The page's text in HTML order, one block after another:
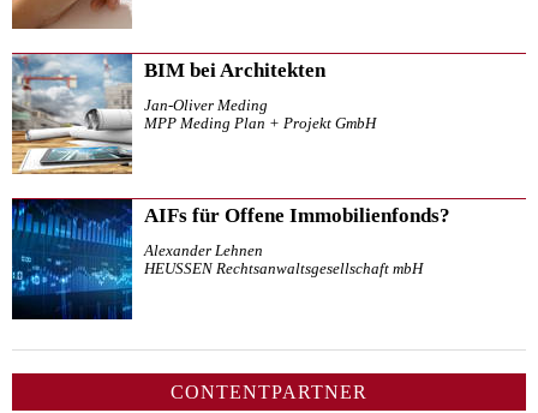
BIM bei Architekten
Jan-Oliver Meding
MPP Meding Plan + Projekt GmbH
AIFs für Offene Immobilienfonds?
Alexander Lehnen
HEUSSEN Rechtsanwaltsgesellschaft mbH
CONTENTPARTNER